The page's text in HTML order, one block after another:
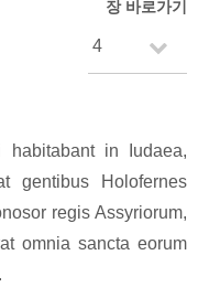
장 바로가기
in Iudaea,
gentibus Holofernes
regis Assyriorum,
omnia sancta eorum